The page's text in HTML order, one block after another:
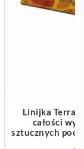
Linijka Terran
całości
sztucznych